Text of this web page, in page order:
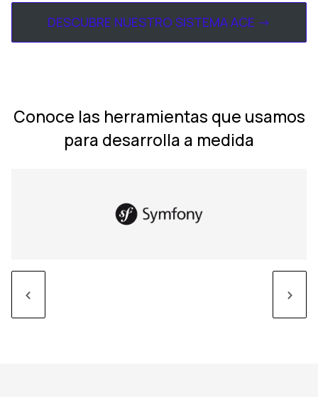
DESCUBRE NUESTRO SISTEMA ACE ->
Conoce las herramientas que usamos
para desarrolla a medida
< >